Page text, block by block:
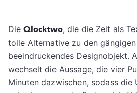
Die Qlocktwo, die die Zeit als
tolle Alternative zu den
beeindruckendes Designobjekt.
wechselt die Aussage, die vier
Minuten dazwischen, sodass die